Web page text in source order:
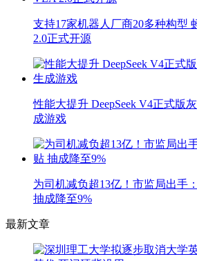
支持17家机器人厂商20多种构型
2.0正式开源
性能大提升 DeepSeek V4正式版
成游戏
为司机减负超13亿！市监局出手
抽成降至9%
最新文章